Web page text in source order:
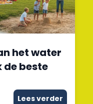
het water
de beste
Lees verder